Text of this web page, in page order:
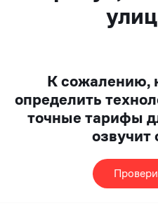
К сожалению,
определить
точные тарифы
озвучит